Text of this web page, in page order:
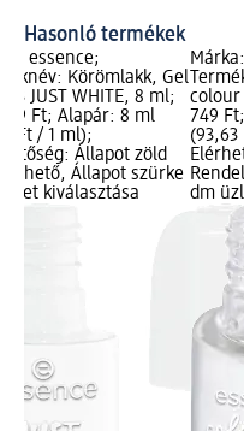
Hasonló termékek
essence;
Körömlakk, Gel
33 JUST WHITE, 8 ml;
Ft; Alapár: 8 ml
Ft / 1 ml);
Állapot zöld
Állapot szürke
kiválasztása
749
(93,63
dm